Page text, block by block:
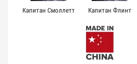
Капитан Смоллетт Капитан Флинт